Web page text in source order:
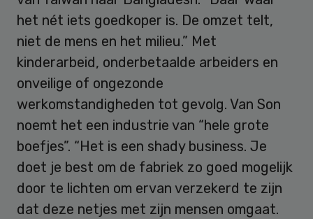
het nét iets goedkoper is. De omzet telt,
niet de mens en het milieu.” Met
kinderarbeid, onderbetaalde arbeiders en
onveilige of ongezonde
werkomstandigheden tot gevolg. Van Son
noemt het een industrie van “hele grote
boefjes”. “Het is een shady business. Je
doet je best om de fabriek zo goed mogelijk
door te lichten om ervan verzekerd te zijn
dat deze netjes met zijn mensen omgaat.